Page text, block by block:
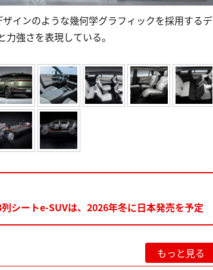
インのような幾何学グラフィックを採用するデ
強さを表現している。
シートe-SUVは、2026年冬に日本発売を予定
もっと見る